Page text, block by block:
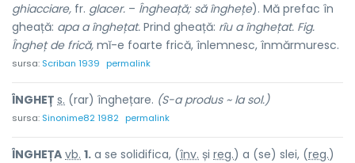
ghiacciare, fr. glacer. – Îngheață; să înghețe). Mă prefac în
gheață: apa a înghețat. Prind gheață: rîu a înghețat. Fig.
Îngheț de frică, mĭ-e foarte frică, înlemnesc, înmărmuresc.
sursa: Scriban 1939 permalink
ÎNGHEȚ s. (rar) înghețare. (S-a produs ~ la sol.)
sursa: Sinonime82 1982 permalink
ÎNGHEȚA vb. 1. a se solidifica, (înv. și reg.) a (se) slei, (reg.)